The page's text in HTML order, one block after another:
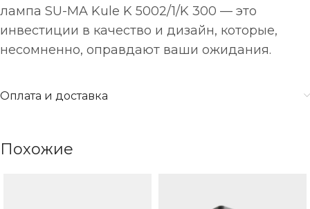
лампа SU-MA Kule K 5002/1/K 300 — это
инвестиции в качество и дизайн, которые,
несомненно, оправдают ваши ожидания.
Оплата и доставка
Похожие